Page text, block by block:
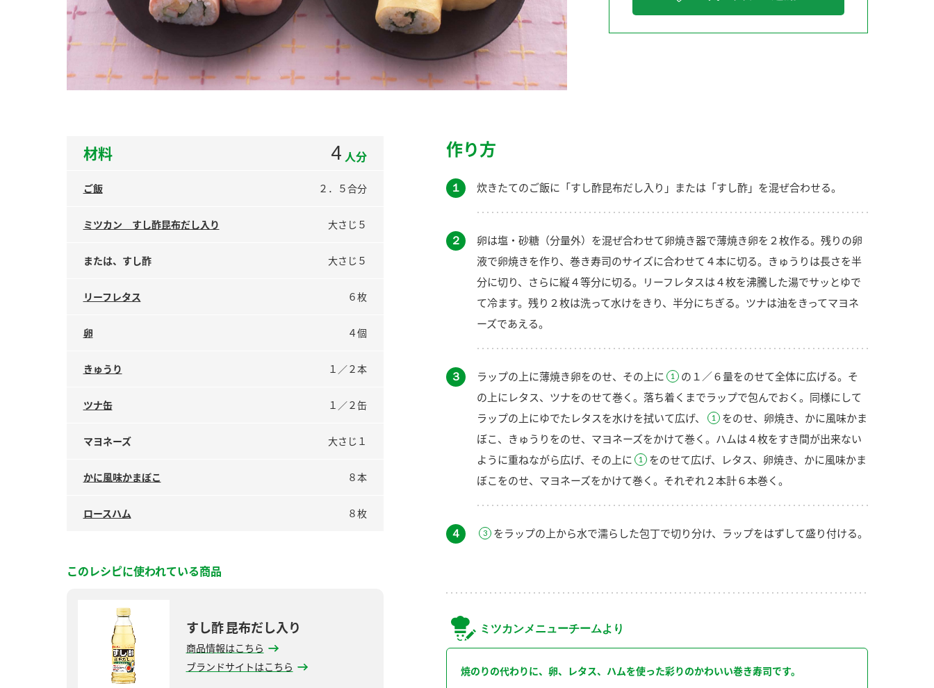
材料 4 人分
ご飯 ２．５合分
ミツカン すし酢昆布だし入り 大さじ５
または、すし酢 大さじ５
リーフレタス ６枚
卵 ４個
きゅうり １／２本
ツナ缶 １／２缶
マヨネーズ 大さじ１
かに風味かまぼこ ８本
ロースハム ８枚
このレシピに使われている商品
すし酢 昆布だし入り
商品情報はこちら
ブランドサイトはこちら
作り方
１ 炊きたてのご飯に「すし酢昆布だし入り」または「すし酢」を混ぜ合わせる。
２
卵は塩・砂糖（分量外）を混ぜ合わせて卵焼き器で薄焼き卵を２枚作る。残りの卵
液で卵焼きを作り、巻き寿司のサイズに合わせて４本に切る。きゅうりは長さを半
分に切り、さらに縦４等分に切る。リーフレタスは４枚を沸騰した湯でサッとゆで
て冷ます。残り２枚は洗って水けをきり、半分にちぎる。ツナは油をきってマヨネ
ーズであえる。
３ ラップの上に薄焼き卵をのせ、その上に
の１／６量をのせて全体に広げる。そ
の上にレタス、ツナをのせて巻く。落ち着くまでラップで包んでおく。同様にして
ラップの上にゆでたレタスを水けを拭いて広げ、
をのせ、卵焼き、かに風味かま
ぼこ、きゅうりをのせ、マヨネーズをかけて巻く。ハムは４枚をすき間が出来ない
ように重ねながら広げ、その上に
をのせて広げ、レタス、卵焼き、かに風味かま
ぼこをのせ、マヨネーズをかけて巻く。それぞれ２本計６本巻く。
４ をラップの上から水で濡らした包丁で切り分け、ラップをはずして盛り付ける。
ミツカンメニューチームより
焼のりの代わりに、卵、レタス、ハムを使った彩りのかわいい巻き寿司です。